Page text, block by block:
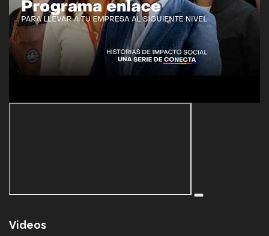
Videos